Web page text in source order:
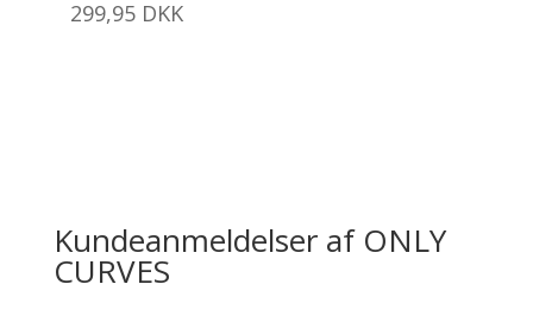
299,95 DKK
Kundeanmeldelser af ONLY
CURVES